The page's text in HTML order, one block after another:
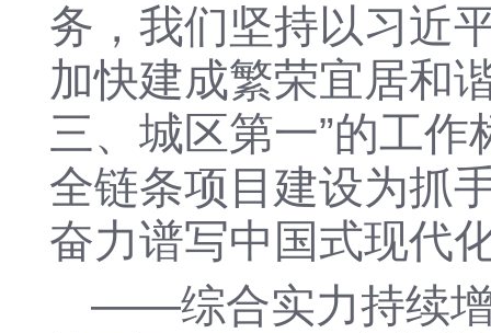
务，我们坚持以习近
加快建成繁荣宜居和
三、城区第一”的工
全链条项目建设为抓
奋力谱写中国式现代
——综合实力持续